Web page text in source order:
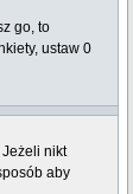
go, to
ustaw 0
nikt
aby